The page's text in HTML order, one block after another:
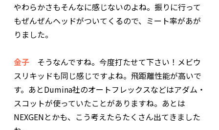
やわらかさもそんなに感じないのよね。振りに行って
もぜんぜんヘッドがついてくるので、ミート率があが
りました。
金子 そうなんですね。今度打たせて下さい！メビウ
スリキッドも同じ感じですよね。飛距離性能が高いで
す。あとDumina社のオートフレックスなどはアダム・
スコットが使っていたことがありますね。あとは
NEXGENとかも、こう考えたらたくさん出てきました